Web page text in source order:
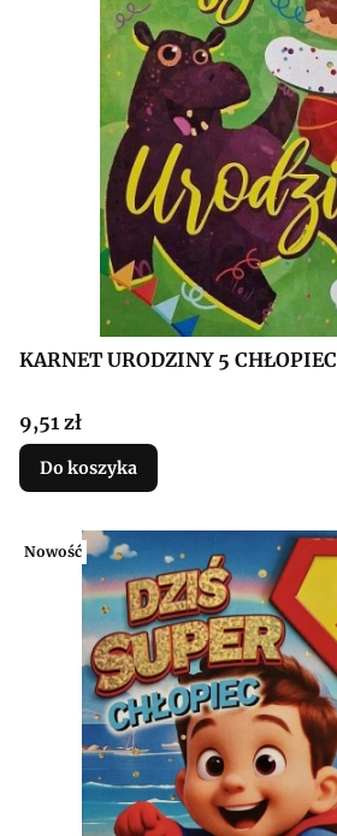
KARNET URODZINY 5 CHŁOPIEC
Cena
9,51 zł
Do koszyka
Nowość